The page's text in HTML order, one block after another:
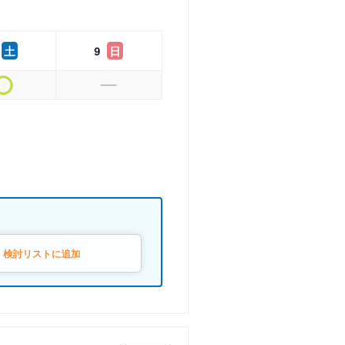
土 9 日
検討リストに追加